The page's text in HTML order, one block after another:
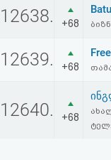
12638. +68
12639. +68
12640. +68